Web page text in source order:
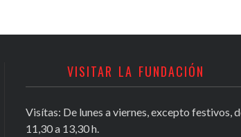
VISITAR LA FUNDACIÓN
Visítas: De lunes a viernes, excepto festivos,
11,30 a 13,30 h.
Conocer Guadix y comarca,